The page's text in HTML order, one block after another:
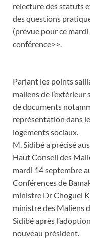
relecture des statuts
des questions
(prévue pour ce
conférence>>.
Parlant les points
maliens de
de documents
représentation dans
logements sociaux.
M. Sidibé a précisé
Haut Conseil des
mardi 14 septembre
Conférences de
ministre Dr Choguel
ministre des Maliens
Sidibé après
nouveau président.